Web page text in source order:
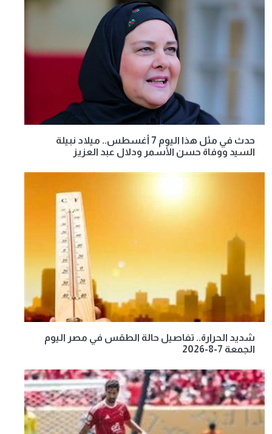
حدث في مثل هذا اليوم 7 أغسطس.. ميلاد نبيلة
السيد ووفاة حسن الأسمر ودلال عبد العزيز
شديد الحرارة.. تفاصيل حالة الطقس في مصر اليوم
الجمعة 7-8-2026